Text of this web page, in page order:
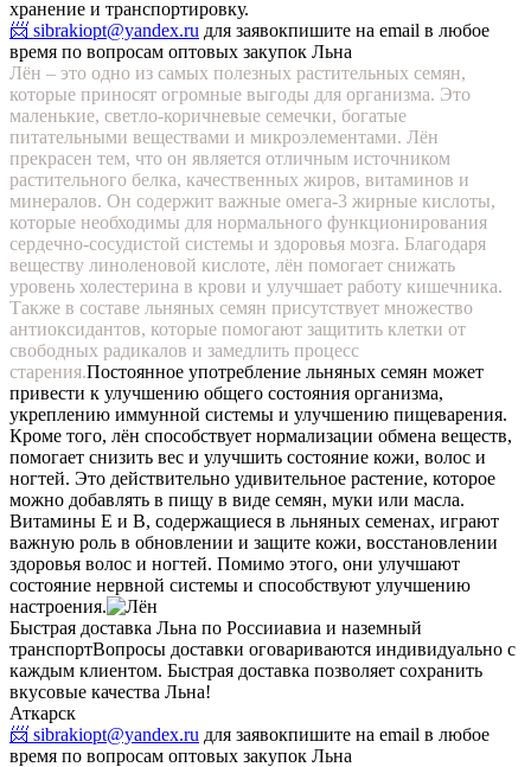
хранение и транспортировку.
📨 sibrakiopt@yandex.ru для заявокпишите на email в любое
время по вопросам оптовых закупок Льна
Лён – это одно из самых полезных растительных семян,
которые приносят огромные выгоды для организма. Это
маленькие, светло-коричневые семечки, богатые
питательными веществами и микроэлементами. Лён
прекрасен тем, что он является отличным источником
растительного белка, качественных жиров, витаминов и
минералов. Он содержит важные омега-3 жирные кислоты,
которые необходимы для нормального функционирования
сердечно-сосудистой системы и здоровья мозга. Благодаря
веществу линоленовой кислоте, лён помогает снижать
уровень холестерина в крови и улучшает работу кишечника.
Также в составе льняных семян присутствует множество
антиоксидантов, которые помогают защитить клетки от
свободных радикалов и замедлить процесс
старения.Постоянное употребление льняных семян может
привести к улучшению общего состояния организма,
укреплению иммунной системы и улучшению пищеварения.
Кроме того, лён способствует нормализации обмена веществ,
помогает снизить вес и улучшить состояние кожи, волос и
ногтей. Это действительно удивительное растение, которое
можно добавлять в пищу в виде семян, муки или масла.
Витамины Е и В, содержащиеся в льняных семенах, играют
важную роль в обновлении и защите кожи, восстановлении
здоровья волос и ногтей. Помимо этого, они улучшают
состояние нервной системы и способствуют улучшению
настроения.
Быстрая доставка Льна по Россииавиа и наземный
транспортВопросы доставки оговариваются индивидуально с
каждым клиентом. Быстрая доставка позволяет сохранить
вкусовые качества Льна!
Аткарск
📨 sibrakiopt@yandex.ru для заявокпишите на email в любое
время по вопросам оптовых закупок Льна